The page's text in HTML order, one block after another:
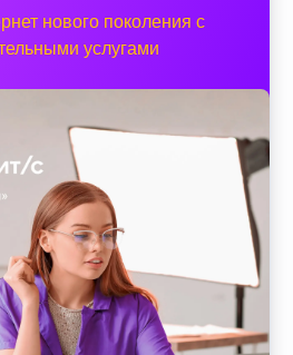
нового поколения с
услугами